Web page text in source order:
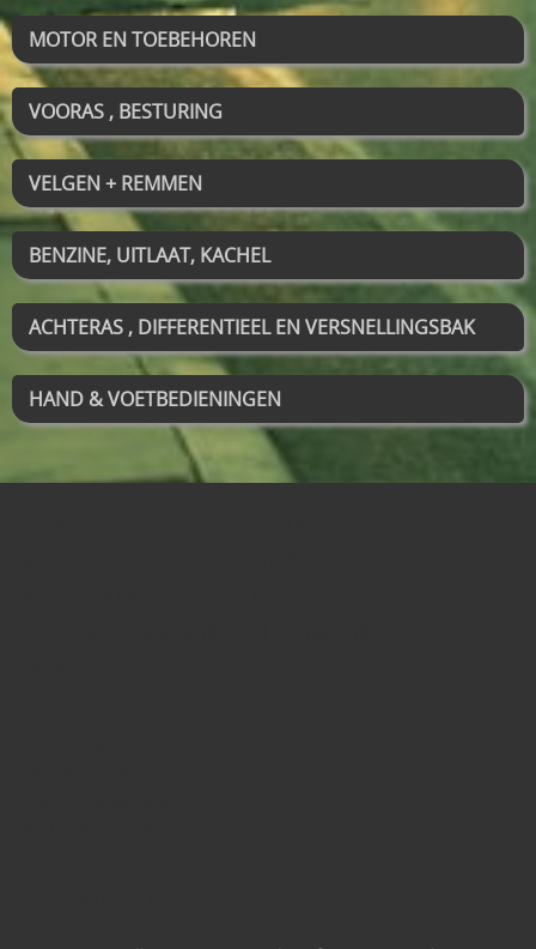
MOTOR EN TOEBEHOREN
VOORAS , BESTURING
VELGEN + REMMEN
BENZINE, UITLAAT, KACHEL
ACHTERAS , DIFFERENTIEEL EN VERSNELLINGSBAK
HAND & VOETBEDIENINGEN